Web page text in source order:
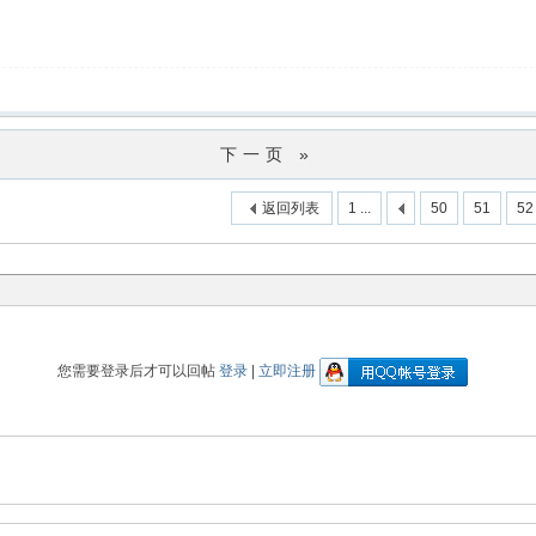
下一页 »
1 ... 50 51 52
返回列表
您需要登录后才可以回帖 登录| 立即注册